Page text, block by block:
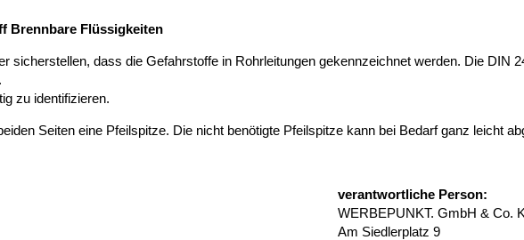
Brennbare Flüssigkeiten
sicherstellen, dass die Gefahrstoffe in Rohrleitungen gekennzeichnet werden. Die DIN
zu identifizieren.
Seiten eine Pfeilspitze. Die nicht benötigte Pfeilspitze kann bei Bedarf ganz leicht
verantwortliche Person:
WERBEPUNKT. GmbH & Co.
Am Siedlerplatz 9